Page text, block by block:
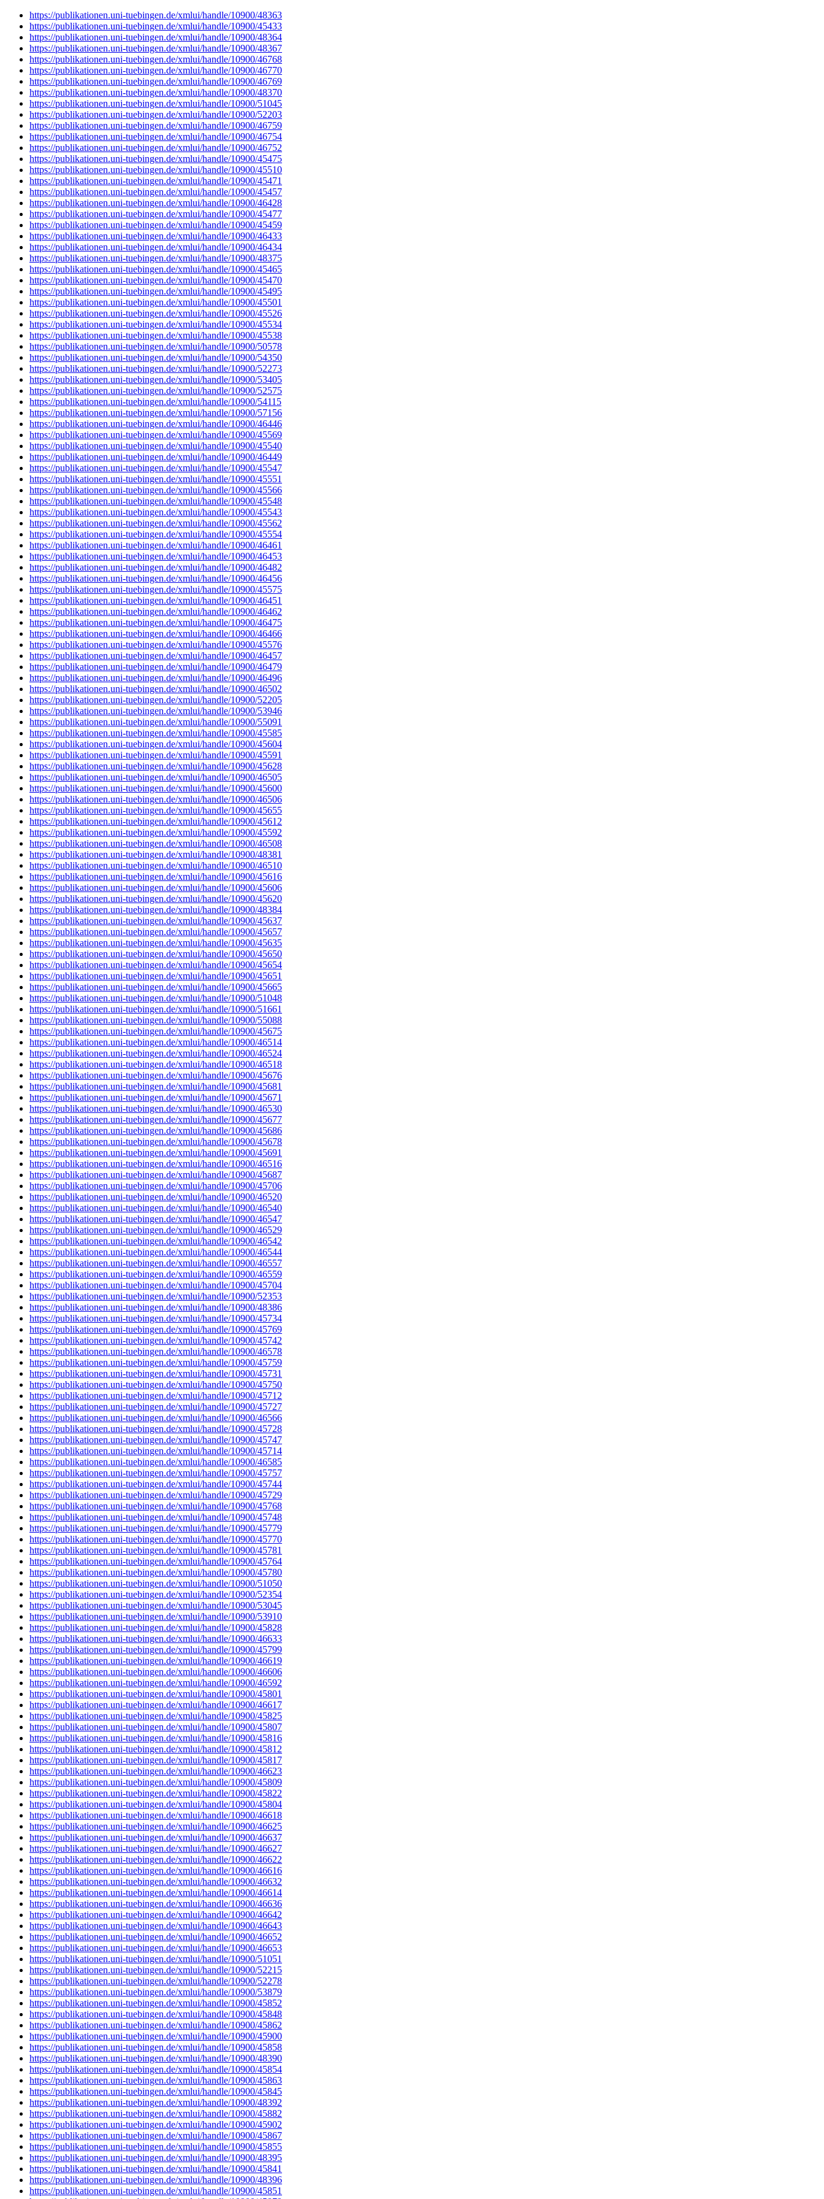
https://publikationen.uni-tuebingen.de/xmlui/handle/10900/48363
https://publikationen.uni-tuebingen.de/xmlui/handle/10900/45433
https://publikationen.uni-tuebingen.de/xmlui/handle/10900/48364
https://publikationen.uni-tuebingen.de/xmlui/handle/10900/48367
https://publikationen.uni-tuebingen.de/xmlui/handle/10900/46768
https://publikationen.uni-tuebingen.de/xmlui/handle/10900/46770
https://publikationen.uni-tuebingen.de/xmlui/handle/10900/46769
https://publikationen.uni-tuebingen.de/xmlui/handle/10900/48370
https://publikationen.uni-tuebingen.de/xmlui/handle/10900/51045
https://publikationen.uni-tuebingen.de/xmlui/handle/10900/52203
https://publikationen.uni-tuebingen.de/xmlui/handle/10900/46759
https://publikationen.uni-tuebingen.de/xmlui/handle/10900/46754
https://publikationen.uni-tuebingen.de/xmlui/handle/10900/46752
https://publikationen.uni-tuebingen.de/xmlui/handle/10900/45475
https://publikationen.uni-tuebingen.de/xmlui/handle/10900/45510
https://publikationen.uni-tuebingen.de/xmlui/handle/10900/45471
https://publikationen.uni-tuebingen.de/xmlui/handle/10900/45457
https://publikationen.uni-tuebingen.de/xmlui/handle/10900/46428
https://publikationen.uni-tuebingen.de/xmlui/handle/10900/45477
https://publikationen.uni-tuebingen.de/xmlui/handle/10900/45459
https://publikationen.uni-tuebingen.de/xmlui/handle/10900/46433
https://publikationen.uni-tuebingen.de/xmlui/handle/10900/46434
https://publikationen.uni-tuebingen.de/xmlui/handle/10900/48375
https://publikationen.uni-tuebingen.de/xmlui/handle/10900/45465
https://publikationen.uni-tuebingen.de/xmlui/handle/10900/45470
https://publikationen.uni-tuebingen.de/xmlui/handle/10900/45495
https://publikationen.uni-tuebingen.de/xmlui/handle/10900/45501
https://publikationen.uni-tuebingen.de/xmlui/handle/10900/45526
https://publikationen.uni-tuebingen.de/xmlui/handle/10900/45534
https://publikationen.uni-tuebingen.de/xmlui/handle/10900/45538
https://publikationen.uni-tuebingen.de/xmlui/handle/10900/50578
https://publikationen.uni-tuebingen.de/xmlui/handle/10900/54350
https://publikationen.uni-tuebingen.de/xmlui/handle/10900/52273
https://publikationen.uni-tuebingen.de/xmlui/handle/10900/53405
https://publikationen.uni-tuebingen.de/xmlui/handle/10900/52575
https://publikationen.uni-tuebingen.de/xmlui/handle/10900/54115
https://publikationen.uni-tuebingen.de/xmlui/handle/10900/57156
https://publikationen.uni-tuebingen.de/xmlui/handle/10900/46446
https://publikationen.uni-tuebingen.de/xmlui/handle/10900/45569
https://publikationen.uni-tuebingen.de/xmlui/handle/10900/45540
https://publikationen.uni-tuebingen.de/xmlui/handle/10900/46449
https://publikationen.uni-tuebingen.de/xmlui/handle/10900/45547
https://publikationen.uni-tuebingen.de/xmlui/handle/10900/45551
https://publikationen.uni-tuebingen.de/xmlui/handle/10900/45566
https://publikationen.uni-tuebingen.de/xmlui/handle/10900/45548
https://publikationen.uni-tuebingen.de/xmlui/handle/10900/45543
https://publikationen.uni-tuebingen.de/xmlui/handle/10900/45562
https://publikationen.uni-tuebingen.de/xmlui/handle/10900/45554
https://publikationen.uni-tuebingen.de/xmlui/handle/10900/46461
https://publikationen.uni-tuebingen.de/xmlui/handle/10900/46453
https://publikationen.uni-tuebingen.de/xmlui/handle/10900/46482
https://publikationen.uni-tuebingen.de/xmlui/handle/10900/46456
https://publikationen.uni-tuebingen.de/xmlui/handle/10900/45575
https://publikationen.uni-tuebingen.de/xmlui/handle/10900/46451
https://publikationen.uni-tuebingen.de/xmlui/handle/10900/46462
https://publikationen.uni-tuebingen.de/xmlui/handle/10900/46475
https://publikationen.uni-tuebingen.de/xmlui/handle/10900/46466
https://publikationen.uni-tuebingen.de/xmlui/handle/10900/45576
https://publikationen.uni-tuebingen.de/xmlui/handle/10900/46457
https://publikationen.uni-tuebingen.de/xmlui/handle/10900/46479
https://publikationen.uni-tuebingen.de/xmlui/handle/10900/46496
https://publikationen.uni-tuebingen.de/xmlui/handle/10900/46502
https://publikationen.uni-tuebingen.de/xmlui/handle/10900/52205
https://publikationen.uni-tuebingen.de/xmlui/handle/10900/53946
https://publikationen.uni-tuebingen.de/xmlui/handle/10900/55091
https://publikationen.uni-tuebingen.de/xmlui/handle/10900/45585
https://publikationen.uni-tuebingen.de/xmlui/handle/10900/45604
https://publikationen.uni-tuebingen.de/xmlui/handle/10900/45591
https://publikationen.uni-tuebingen.de/xmlui/handle/10900/45628
https://publikationen.uni-tuebingen.de/xmlui/handle/10900/46505
https://publikationen.uni-tuebingen.de/xmlui/handle/10900/45600
https://publikationen.uni-tuebingen.de/xmlui/handle/10900/46506
https://publikationen.uni-tuebingen.de/xmlui/handle/10900/45655
https://publikationen.uni-tuebingen.de/xmlui/handle/10900/45612
https://publikationen.uni-tuebingen.de/xmlui/handle/10900/45592
https://publikationen.uni-tuebingen.de/xmlui/handle/10900/46508
https://publikationen.uni-tuebingen.de/xmlui/handle/10900/48381
https://publikationen.uni-tuebingen.de/xmlui/handle/10900/46510
https://publikationen.uni-tuebingen.de/xmlui/handle/10900/45616
https://publikationen.uni-tuebingen.de/xmlui/handle/10900/45606
https://publikationen.uni-tuebingen.de/xmlui/handle/10900/45620
https://publikationen.uni-tuebingen.de/xmlui/handle/10900/48384
https://publikationen.uni-tuebingen.de/xmlui/handle/10900/45637
https://publikationen.uni-tuebingen.de/xmlui/handle/10900/45657
https://publikationen.uni-tuebingen.de/xmlui/handle/10900/45635
https://publikationen.uni-tuebingen.de/xmlui/handle/10900/45650
https://publikationen.uni-tuebingen.de/xmlui/handle/10900/45654
https://publikationen.uni-tuebingen.de/xmlui/handle/10900/45651
https://publikationen.uni-tuebingen.de/xmlui/handle/10900/45665
https://publikationen.uni-tuebingen.de/xmlui/handle/10900/51048
https://publikationen.uni-tuebingen.de/xmlui/handle/10900/51661
https://publikationen.uni-tuebingen.de/xmlui/handle/10900/55088
https://publikationen.uni-tuebingen.de/xmlui/handle/10900/45675
https://publikationen.uni-tuebingen.de/xmlui/handle/10900/46514
https://publikationen.uni-tuebingen.de/xmlui/handle/10900/46524
https://publikationen.uni-tuebingen.de/xmlui/handle/10900/46518
https://publikationen.uni-tuebingen.de/xmlui/handle/10900/45676
https://publikationen.uni-tuebingen.de/xmlui/handle/10900/45681
https://publikationen.uni-tuebingen.de/xmlui/handle/10900/45671
https://publikationen.uni-tuebingen.de/xmlui/handle/10900/46530
https://publikationen.uni-tuebingen.de/xmlui/handle/10900/45677
https://publikationen.uni-tuebingen.de/xmlui/handle/10900/45686
https://publikationen.uni-tuebingen.de/xmlui/handle/10900/45678
https://publikationen.uni-tuebingen.de/xmlui/handle/10900/45691
https://publikationen.uni-tuebingen.de/xmlui/handle/10900/46516
https://publikationen.uni-tuebingen.de/xmlui/handle/10900/45687
https://publikationen.uni-tuebingen.de/xmlui/handle/10900/45706
https://publikationen.uni-tuebingen.de/xmlui/handle/10900/46520
https://publikationen.uni-tuebingen.de/xmlui/handle/10900/46540
https://publikationen.uni-tuebingen.de/xmlui/handle/10900/46547
https://publikationen.uni-tuebingen.de/xmlui/handle/10900/46529
https://publikationen.uni-tuebingen.de/xmlui/handle/10900/46542
https://publikationen.uni-tuebingen.de/xmlui/handle/10900/46544
https://publikationen.uni-tuebingen.de/xmlui/handle/10900/46557
https://publikationen.uni-tuebingen.de/xmlui/handle/10900/46559
https://publikationen.uni-tuebingen.de/xmlui/handle/10900/45704
https://publikationen.uni-tuebingen.de/xmlui/handle/10900/52353
https://publikationen.uni-tuebingen.de/xmlui/handle/10900/48386
https://publikationen.uni-tuebingen.de/xmlui/handle/10900/45734
https://publikationen.uni-tuebingen.de/xmlui/handle/10900/45769
https://publikationen.uni-tuebingen.de/xmlui/handle/10900/45742
https://publikationen.uni-tuebingen.de/xmlui/handle/10900/46578
https://publikationen.uni-tuebingen.de/xmlui/handle/10900/45759
https://publikationen.uni-tuebingen.de/xmlui/handle/10900/45731
https://publikationen.uni-tuebingen.de/xmlui/handle/10900/45750
https://publikationen.uni-tuebingen.de/xmlui/handle/10900/45712
https://publikationen.uni-tuebingen.de/xmlui/handle/10900/45727
https://publikationen.uni-tuebingen.de/xmlui/handle/10900/46566
https://publikationen.uni-tuebingen.de/xmlui/handle/10900/45728
https://publikationen.uni-tuebingen.de/xmlui/handle/10900/45747
https://publikationen.uni-tuebingen.de/xmlui/handle/10900/45714
https://publikationen.uni-tuebingen.de/xmlui/handle/10900/46585
https://publikationen.uni-tuebingen.de/xmlui/handle/10900/45757
https://publikationen.uni-tuebingen.de/xmlui/handle/10900/45744
https://publikationen.uni-tuebingen.de/xmlui/handle/10900/45729
https://publikationen.uni-tuebingen.de/xmlui/handle/10900/45768
https://publikationen.uni-tuebingen.de/xmlui/handle/10900/45748
https://publikationen.uni-tuebingen.de/xmlui/handle/10900/45779
https://publikationen.uni-tuebingen.de/xmlui/handle/10900/45770
https://publikationen.uni-tuebingen.de/xmlui/handle/10900/45781
https://publikationen.uni-tuebingen.de/xmlui/handle/10900/45764
https://publikationen.uni-tuebingen.de/xmlui/handle/10900/45780
https://publikationen.uni-tuebingen.de/xmlui/handle/10900/51050
https://publikationen.uni-tuebingen.de/xmlui/handle/10900/52354
https://publikationen.uni-tuebingen.de/xmlui/handle/10900/53045
https://publikationen.uni-tuebingen.de/xmlui/handle/10900/53910
https://publikationen.uni-tuebingen.de/xmlui/handle/10900/45828
https://publikationen.uni-tuebingen.de/xmlui/handle/10900/46633
https://publikationen.uni-tuebingen.de/xmlui/handle/10900/45799
https://publikationen.uni-tuebingen.de/xmlui/handle/10900/46619
https://publikationen.uni-tuebingen.de/xmlui/handle/10900/46606
https://publikationen.uni-tuebingen.de/xmlui/handle/10900/46592
https://publikationen.uni-tuebingen.de/xmlui/handle/10900/45801
https://publikationen.uni-tuebingen.de/xmlui/handle/10900/46617
https://publikationen.uni-tuebingen.de/xmlui/handle/10900/45825
https://publikationen.uni-tuebingen.de/xmlui/handle/10900/45807
https://publikationen.uni-tuebingen.de/xmlui/handle/10900/45816
https://publikationen.uni-tuebingen.de/xmlui/handle/10900/45812
https://publikationen.uni-tuebingen.de/xmlui/handle/10900/45817
https://publikationen.uni-tuebingen.de/xmlui/handle/10900/46623
https://publikationen.uni-tuebingen.de/xmlui/handle/10900/45809
https://publikationen.uni-tuebingen.de/xmlui/handle/10900/45822
https://publikationen.uni-tuebingen.de/xmlui/handle/10900/45804
https://publikationen.uni-tuebingen.de/xmlui/handle/10900/46618
https://publikationen.uni-tuebingen.de/xmlui/handle/10900/46625
https://publikationen.uni-tuebingen.de/xmlui/handle/10900/46637
https://publikationen.uni-tuebingen.de/xmlui/handle/10900/46627
https://publikationen.uni-tuebingen.de/xmlui/handle/10900/46622
https://publikationen.uni-tuebingen.de/xmlui/handle/10900/46616
https://publikationen.uni-tuebingen.de/xmlui/handle/10900/46632
https://publikationen.uni-tuebingen.de/xmlui/handle/10900/46614
https://publikationen.uni-tuebingen.de/xmlui/handle/10900/46636
https://publikationen.uni-tuebingen.de/xmlui/handle/10900/46642
https://publikationen.uni-tuebingen.de/xmlui/handle/10900/46643
https://publikationen.uni-tuebingen.de/xmlui/handle/10900/46652
https://publikationen.uni-tuebingen.de/xmlui/handle/10900/46653
https://publikationen.uni-tuebingen.de/xmlui/handle/10900/51051
https://publikationen.uni-tuebingen.de/xmlui/handle/10900/52215
https://publikationen.uni-tuebingen.de/xmlui/handle/10900/52278
https://publikationen.uni-tuebingen.de/xmlui/handle/10900/53879
https://publikationen.uni-tuebingen.de/xmlui/handle/10900/45852
https://publikationen.uni-tuebingen.de/xmlui/handle/10900/45848
https://publikationen.uni-tuebingen.de/xmlui/handle/10900/45862
https://publikationen.uni-tuebingen.de/xmlui/handle/10900/45900
https://publikationen.uni-tuebingen.de/xmlui/handle/10900/45858
https://publikationen.uni-tuebingen.de/xmlui/handle/10900/48390
https://publikationen.uni-tuebingen.de/xmlui/handle/10900/45854
https://publikationen.uni-tuebingen.de/xmlui/handle/10900/45863
https://publikationen.uni-tuebingen.de/xmlui/handle/10900/45845
https://publikationen.uni-tuebingen.de/xmlui/handle/10900/48392
https://publikationen.uni-tuebingen.de/xmlui/handle/10900/45882
https://publikationen.uni-tuebingen.de/xmlui/handle/10900/45902
https://publikationen.uni-tuebingen.de/xmlui/handle/10900/45867
https://publikationen.uni-tuebingen.de/xmlui/handle/10900/45855
https://publikationen.uni-tuebingen.de/xmlui/handle/10900/48395
https://publikationen.uni-tuebingen.de/xmlui/handle/10900/45841
https://publikationen.uni-tuebingen.de/xmlui/handle/10900/48396
https://publikationen.uni-tuebingen.de/xmlui/handle/10900/45851